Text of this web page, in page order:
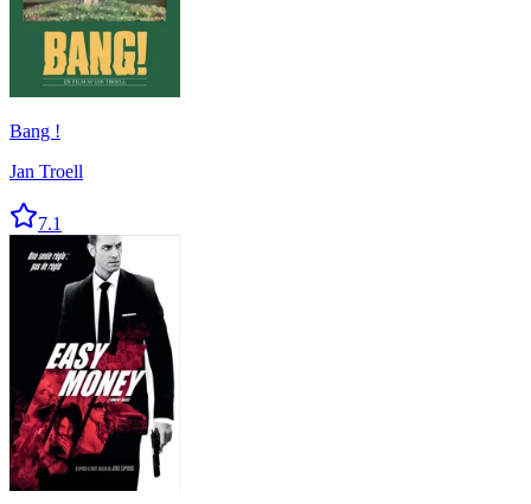
Bang !
Jan Troell
7.1